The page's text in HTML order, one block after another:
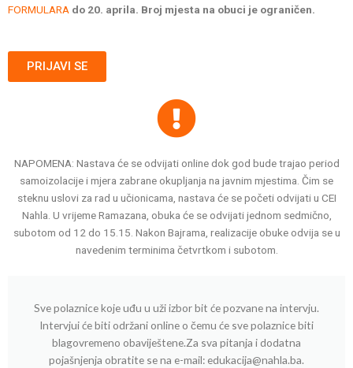
FORMULARA do 20. aprila. Broj mjesta na obuci je ograničen.
PRIJAVI SE
NAPOMENA: Nastava će se odvijati online dok god bude trajao period
samoizolacije i mjera zabrane okupljanja na javnim mjestima. Čim se
steknu uslovi za rad u učionicama, nastava će se početi odvijati u CEI
Nahla. U vrijeme Ramazana, obuka će se odvijati jednom sedmično,
subotom od 12 do 15.15. Nakon Bajrama, realizacije obuke odvija se u
navedenim terminima četvrtkom i subotom.
Sve polaznice koje uđu u uži izbor bit će pozvane na intervju.
Intervjui će biti održani online o čemu će sve polaznice biti
blagovremeno obaviještene.Za sva pitanja i dodatna
pojašnjenja obratite se na e-mail: edukacija@nahla.ba.